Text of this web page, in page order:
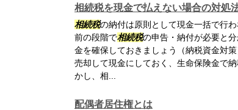
相続税を現金で払えない場合の対処
相続税の納付は原則として現金一括で行
前の段階で相続税の申告・納付が必要と
金を確保しておきましょう（納税資金対
売却して現金にしておく、生命保険金で
かし、相...
配偶者居住権とは